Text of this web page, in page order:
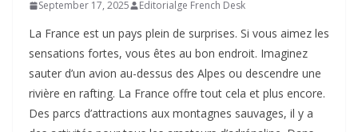
September 17, 2025 Editorialge French Desk
La France est un pays plein de surprises. Si vous aimez les
sensations fortes, vous êtes au bon endroit. Imaginez
sauter d’un avion au-dessus des Alpes ou descendre une
rivière en rafting. La France offre tout cela et plus encore.
Des parcs d’attractions aux montagnes sauvages, il y a